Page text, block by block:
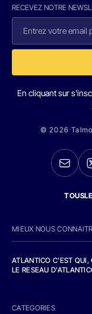
RECEVEZ NOTRE
En cliquant sur
© 2026
MIEUX NOUS
ATLANTICO C'EST QUI,
LE RESEAU
CATEGORIES